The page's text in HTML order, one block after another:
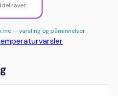
— varsling og påminnelser